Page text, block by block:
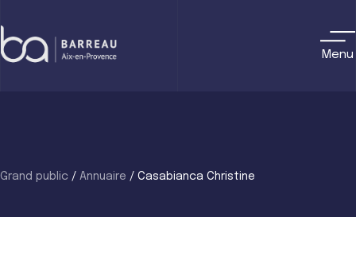
to
content
Menu
Grand public / Annuaire / Casabianca Christine